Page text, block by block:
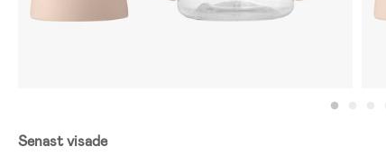
Senast visade